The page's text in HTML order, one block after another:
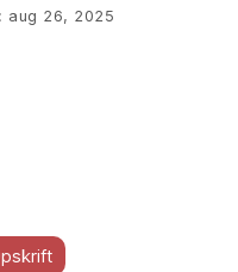
aug 26, 2025